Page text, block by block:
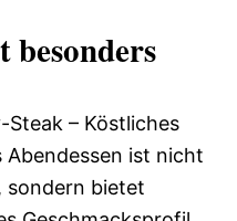
besonders
Steak – Köstliches
ist nicht
sondern bietet